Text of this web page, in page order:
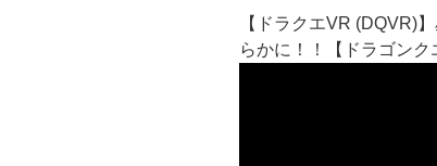
【ドラクエVR (DQVR)
らかに！！【ドラゴンク